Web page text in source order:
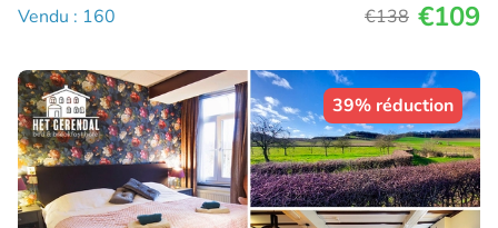
Vendu : 160
€138 €109
39% réduction